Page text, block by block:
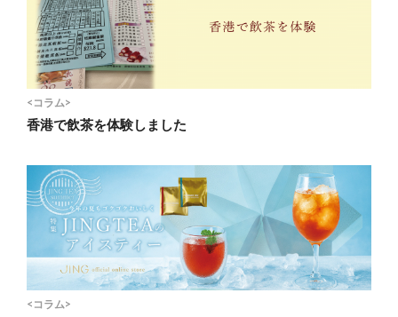
<コラム>
香港で飲茶を体験しました
<コラム>